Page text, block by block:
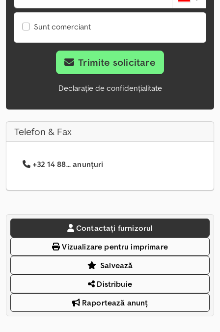
Sunt comerciant
Trimite solicitare
Declarație de confidențialitate
Telefon & Fax
+32 14 88... anunțuri
Contactați furnizorul
Vizualizare pentru imprimare
Salvează
Distribuie
Raportează anunț